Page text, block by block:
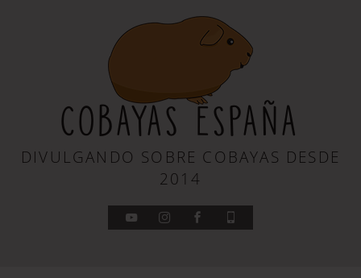
COBAYAS ESPAÑA
DIVULGANDO SOBRE COBAYAS DESDE
2014